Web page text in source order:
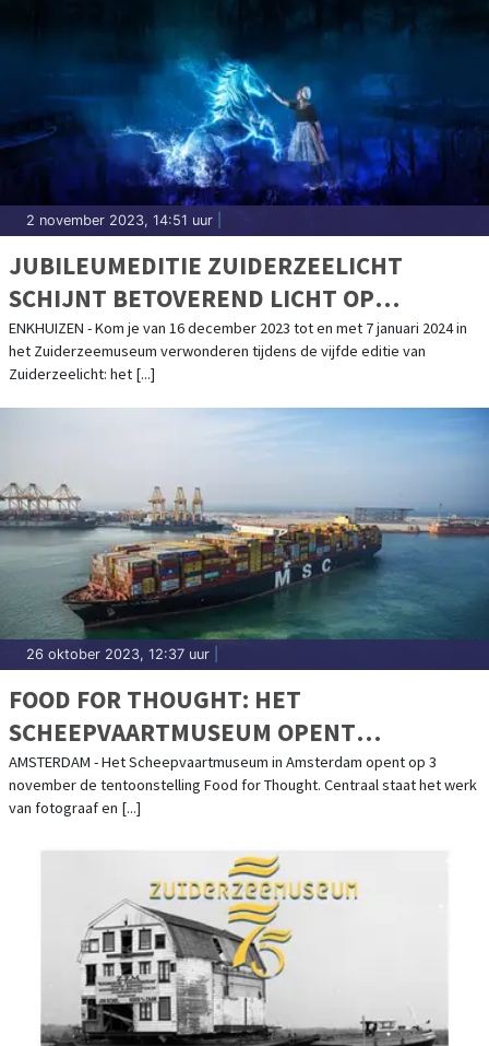
2 november 2023, 14:51 uur
JUBILEUMEDITIE ZUIDERZEELICHT
SCHIJNT BETOVEREND LICHT OP
VOLENDAM
ENKHUIZEN - Kom je van 16 december 2023 tot en met 7 januari 2024 in
het Zuiderzeemuseum verwonderen tijdens de vijfde editie van
Zuiderzeelicht: het [...]
26 oktober 2023, 12:37 uur
FOOD FOR THOUGHT: HET
SCHEEPVAARTMUSEUM OPENT
TENTOONSTELLING OVER DE VERBORGEN
WERELD ACHTER ONS VOEDSEL
AMSTERDAM - Het Scheepvaartmuseum in Amsterdam opent op 3
november de tentoonstelling Food for Thought. Centraal staat het werk
van fotograaf en [...]